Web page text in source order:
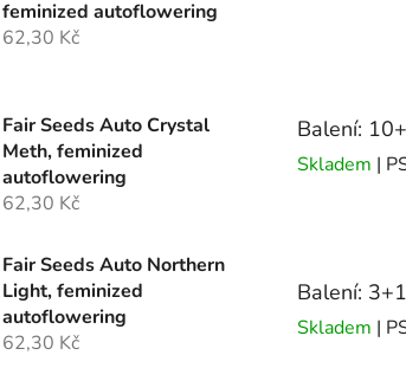
feminized autoflowering
62,30 Kč
Fair Seeds Auto Crystal
Meth, feminized
autoflowering
62,30 Kč
Fair Seeds Auto Northern
Light, feminized
autoflowering
62,30 Kč
Balení:
Skladem |
Balení:
Skladem |